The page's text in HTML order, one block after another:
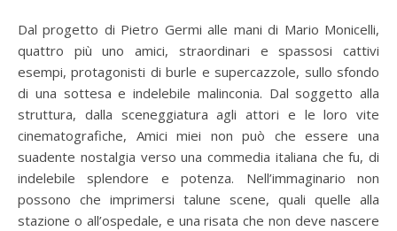
Dal progetto di Pietro Germi alle mani di Mario Monicelli,
quattro più uno amici, straordinari e spassosi cattivi
esempi, protagonisti di burle e supercazzole, sullo sfondo
di una sottesa e indelebile malinconia. Dal soggetto alla
struttura, dalla sceneggiatura agli attori e le loro vite
cinematografiche, Amici miei non può che essere una
suadente nostalgia verso una commedia italiana che fu, di
indelebile splendore e potenza. Nell’immaginario non
possono che imprimersi talune scene, quali quelle alla
stazione o all’ospedale, e una risata che non deve nascere